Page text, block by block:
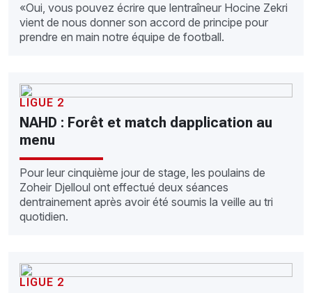
«Oui, vous pouvez écrire que lentraîneur Hocine Zekri
vient de nous donner son accord de principe pour
prendre en main notre équipe de football.
LIGUE 2
NAHD : Forêt et match dapplication au
menu
Pour leur cinquième jour de stage, les poulains de
Zoheir Djelloul ont effectué deux séances
dentrainement après avoir été soumis la veille au tri
quotidien.
LIGUE 2